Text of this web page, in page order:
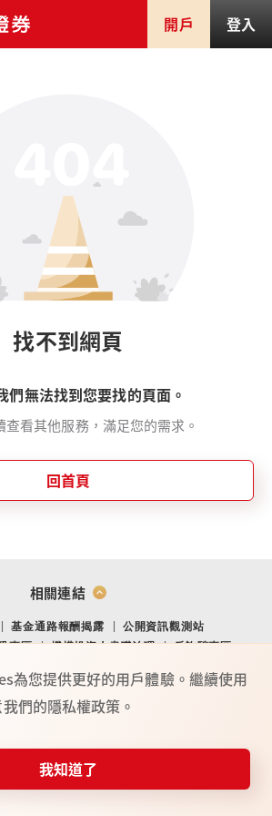
開戶 登入
找不到網頁
們無法找到您要找的頁面。
查看其他服務，滿足您的需求。
回首頁
相關連結
基金通路報酬揭露
公開資訊觀測站
專區
機構投資人盡職治理
反詐騙專區
4050-9799．02-2708-3972．0800-088-148
115年金管證總字第 0025號
為您提供更好的用戶體驗。繼續使用
們的隱私權政策。
我知道了